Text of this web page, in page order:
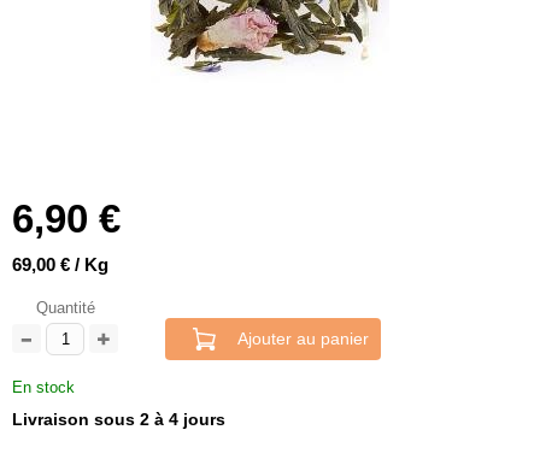
6,90 €
69,00 € / Kg
Quantité
Ajouter au panier
En stock
Livraison sous 2 à 4 jours